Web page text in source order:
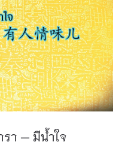
า — มีน้ำใจ
า — มีน้ำใจ